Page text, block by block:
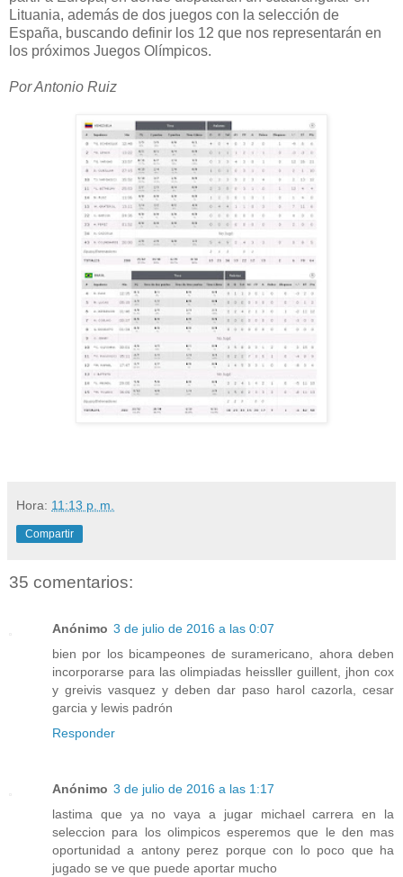
Lituania, además de dos juegos con la selección de
España, buscando definir los 12 que nos representarán en
los próximos Juegos Olímpicos.
Por Antonio Ruiz
Hora: 11:13 p. m.
Compartir
35 comentarios:
Anónimo 3 de julio de 2016 a las 0:07
bien por los bicampeones de suramericano, ahora deben
incorporarse para las olimpiadas heissller guillent, jhon cox
y greivis vasquez y deben dar paso harol cazorla, cesar
garcia y lewis padrón
Responder
Anónimo 3 de julio de 2016 a las 1:17
lastima que ya no vaya a jugar michael carrera en la
seleccion para los olimpicos esperemos que le den mas
oportunidad a antony perez porque con lo poco que ha
jugado se ve que puede aportar mucho